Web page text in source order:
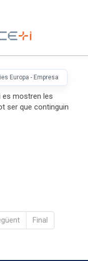
Europa - Empresa
es mostren les
ser que continguin
Final